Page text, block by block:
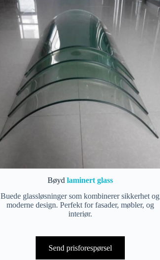
Bøyd laminert glass
Buede glassløsninger som kombinerer sikkerhet og
moderne design. Perfekt for fasader, møbler, og
interiør.
Send prisforespørsel